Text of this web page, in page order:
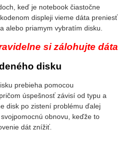
keď je notebook čiastočne
displeji vieme dáta preniesť
alebo priamym vybratím disku.
si zálohujte dáta
disku
prebieha pomocou
úspešnosť závisí od typu a
disk po zistení problému ďalej
obnovu, keďže to
dát znížiť.